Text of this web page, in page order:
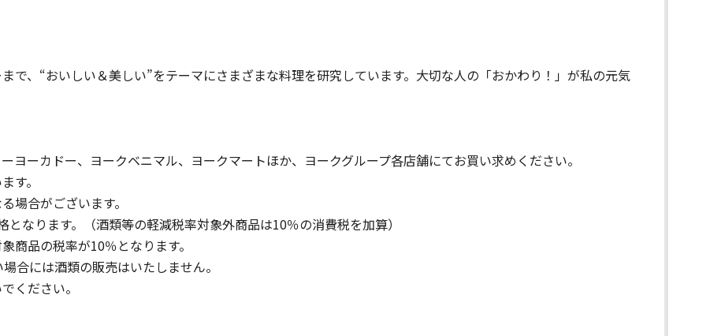
で、“おいしい＆美しい”をテーマにさまざまな料理を研究しています。大切な人の「おかわり！」が私の元気
ーカドー、ヨークベニマル、ヨークマートほか、ヨークグループ各店舗にてお買い求めください。
す。
場合がございます。
なります。（酒類等の軽減税率対象外商品は10％の消費税を加算）
商品の税率が10％となります。
合には酒類の販売はいたしません。
ください。